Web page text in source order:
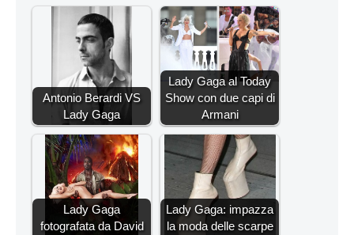
Antonio Berardi VS
Lady Gaga
Lady Gaga al Today
Show con due capi di
Armani
Lady Gaga
fotografata da David
Lady Gaga: impazza
la moda delle scarpe